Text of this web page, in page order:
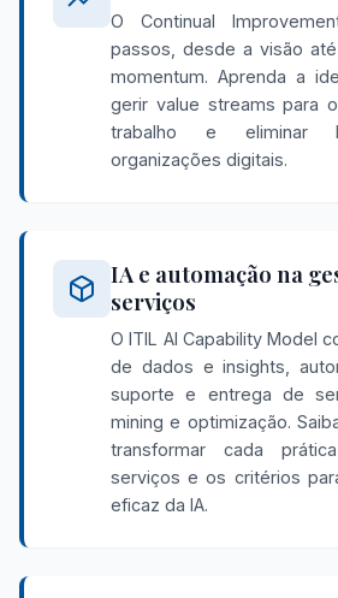
O Continual
passos, desde a visão
momentum. Aprenda a
gerir value streams para
trabalho e eliminar
organizações digitais.
IA e automação na
serviços
O ITIL AI Capability Model
de dados e insights,
suporte e entrega de
mining e optimização.
transformar cada
serviços e os critérios
eficaz da IA.